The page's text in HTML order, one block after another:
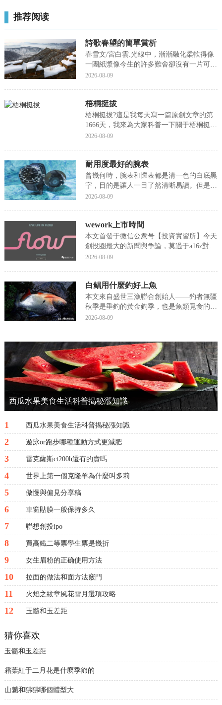
推荐阅读
詩歌春望的簡單賞析
春雪文/宮白雲.光線中，漸漸融化柔軟得像
一團紙漿像今生的許多難舍卻沒有一片可以
留下那一片一片曾藏着多少失敗的修辭我踩
可以抱頭的人2017-02-09北國風光，壯美
莫...
2026-08-09
梧桐挺拔
梧桐挺拔?這是我每天寫一篇原創文章的第
1666天，我來為大家科普一下關于梧桐挺
拔?下面希望有你要的答案，我們一起來看
次，我決定一個人去爬山。前幾年這個時
候，是親...
2026-08-09
耐用度最好的腕表
曾幾何時，腕表和懷表都是清一色的白底黑
字，目的是讓人一目了然清晰易讀。但是如
今潮流更叠，腕表本身指示時間的功能早已
是高級制表的正經事。于是，給黑色的腕表
裝上黑色表盤...
2026-08-09
wework上市時間
本文首發于微信公衆号【投資實習所】今天
創投圈最大的新聞與争論，莫過于a16z對
WeWork創始人AdamNeumann的新公司Flow
Flow這個還沒開始正式...
2026-08-09
白鲳用什麼釣好上魚
本文來自盛世三漁聯合創始人——釣者無疆
秋季是垂釣的黃金釣季，也是魚類覓食的高
峰期。每年農曆八月，恰好正逢中秋佳節，
無論怎麼烹饪，都可以稱得上是一道佳肴。
而随着科技條...
2026-08-09
西瓜水果美食生活科普揭秘漲知識
1 西瓜水果美食生活科普揭秘漲知識
2 遊泳or跑步哪種運動方式更減肥
3 雷克薩斯ct200h還有的賣嗎
4 世界上第一個克隆羊為什麼叫多莉
5 傲慢與偏見分享稿
6 車窗貼膜一般保持多久
7 聯想創投ipo
8 買高鐵二等票學生票是幾折
9 女生眉粉的正确使用方法
10 拉面的做法和面方法竅門
11 火焰之紋章風花雪月選項攻略
12 玉髓和玉差距
猜你喜欢
玉髓和玉差距
霜葉紅于二月花是什麼季節的
山魈和狒狒哪個體型大